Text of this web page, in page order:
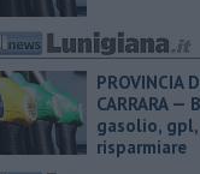
PROVINCIA
CARRARA —
gasolio,
risparmiare